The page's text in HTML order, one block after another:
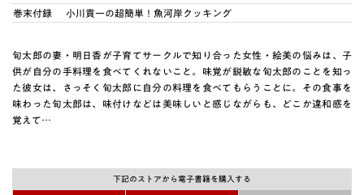
巻末付録
小川貢一の超簡単！魚河岸クッキング
旬太郎の妻・明日香が子育てサークルで知り合った女性・絵美の悩みは、子
供が自分の手料理を食べてくれないこと。味覚が鋭敏な旬太郎のことを知っ
た彼女は、さっそく旬太郎に自分の料理を食べてもらうことに。その食事を
味わった旬太郎は、味付けなどは美味しいと感じながらも、どこか違和感を
覚えて…
下記のストアから電子書籍を購入する